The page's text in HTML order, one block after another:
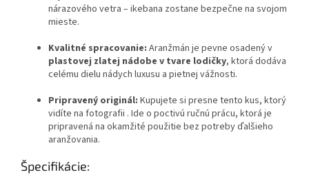
nárazového vetra – ikebana zostane bezpečne na svojom
mieste.
Kvalitné spracovanie: Aranžmán je pevne osadený v
plastovej zlatej nádobe v tvare lodičky, ktorá dodáva
celému dielu nádych luxusu a pietnej vážnosti.
Pripravený originál: Kupujete si presne tento kus, ktorý
vidíte na fotografii . Ide o poctivú ručnú prácu, ktorá je
pripravená na okamžité použitie bez potreby ďalšieho
aranžovania.
Špecifikácie: